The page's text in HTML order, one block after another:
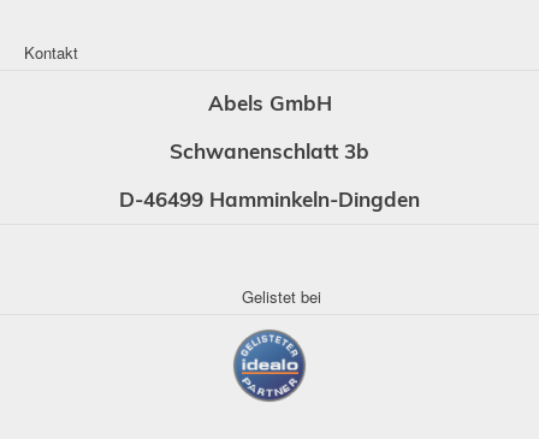
Kontakt
Abels GmbH
Schwanenschlatt 3b
D-46499 Hamminkeln-Dingden
Gelistet bei